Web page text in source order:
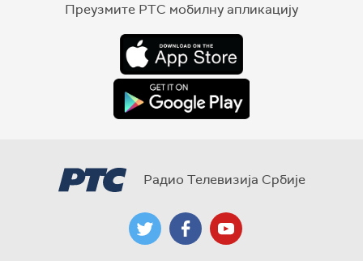
Преузмите РТС мобилну апликацију
Радио Телевизија Србије